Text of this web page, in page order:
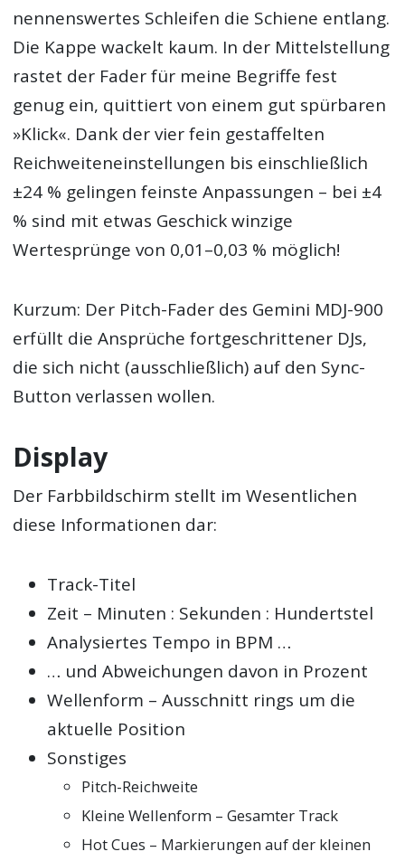
nennenswertes Schleifen die Schiene entlang.
Die Kappe wackelt kaum. In der Mittelstellung
rastet der Fader für meine Begriffe fest
genug ein, quittiert von einem gut spürbaren
»Klick«. Dank der vier fein gestaffelten
Reichweiteneinstellungen bis einschließlich
±24 % gelingen feinste Anpassungen – bei ±4
% sind mit etwas Geschick winzige
Wertesprünge von 0,01–0,03 % möglich!
Kurzum: Der Pitch-Fader des Gemini MDJ-900
erfüllt die Ansprüche fortgeschrittener DJs,
die sich nicht (ausschließlich) auf den Sync-
Button verlassen wollen.
Display
Der Farbbildschirm stellt im Wesentlichen
diese Informationen dar:
Track-Titel
Zeit – Minuten : Sekunden : Hundertstel
Analysiertes Tempo in BPM …
… und Abweichungen davon in Prozent
Wellenform – Ausschnitt rings um die
aktuelle Position
Sonstiges
Pitch-Reichweite
Kleine Wellenform – Gesamter Track
Hot Cues – Markierungen auf der kleinen